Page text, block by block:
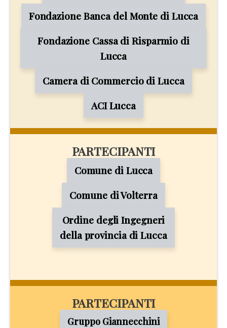
Fondazione Banca del Monte di Lucca
Fondazione Cassa di Risparmio di
Lucca
Camera di Commercio di Lucca
ACI Lucca
PARTECIPANTI
Comune di Lucca
Comune di Volterra
Ordine degli Ingegneri
della provincia di Lucca
PARTECIPANTI
Gruppo Giannecchini